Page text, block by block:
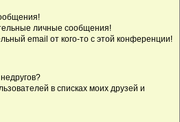
личные сообщения!
email от кого-то с этой конференции!
в списках моих друзей и